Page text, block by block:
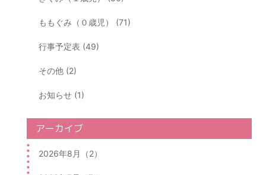
ももぐみ（０歳児） (71)
行事予定表 (49)
その他 (2)
お知らせ (1)
アーカイブ
2026年8月（2）